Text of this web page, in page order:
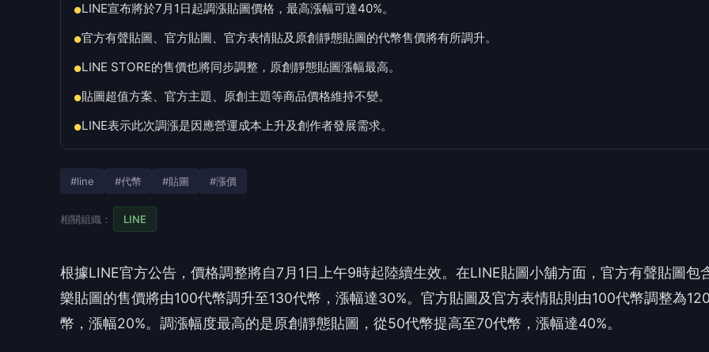
●LINE宣布將於7月1日起調漲貼圖價格，最高漲幅可達40%。
●官方有聲貼圖、官方貼圖、官方表情貼及原創靜態貼圖的代幣售價將有所調升。
●LINE STORE的售價也將同步調整，原創靜態貼圖漲幅最高。
●貼圖超值方案、官方主題、原創主題等商品價格維持不變。
●LINE表示此次調漲是因應營運成本上升及創作者發展需求。
#line #代幣 #貼圖 #漲價
相關組織： LINE
根據LINE官方公告，價格調整將自7月1日上午9時起陸續生效。在LINE貼圖小舖方面，官方有聲貼圖包
樂貼圖的售價將由100代幣調升至130代幣，漲幅達30%。官方貼圖及官方表情貼則由100代幣調整為
幣，漲幅20%。調漲幅度最高的是原創靜態貼圖，從50代幣提高至70代幣，漲幅達40%。